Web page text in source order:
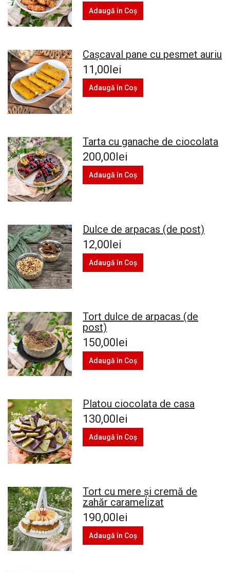
Adaugă în Coş
Cașcaval pane cu pesmet auriu
11,00lei
Adaugă în Coş
Tarta cu ganache de ciocolata
200,00lei
Adaugă în Coş
Dulce de arpacas (de post)
12,00lei
Adaugă în Coş
Tort dulce de arpacas (de
post)
150,00lei
Adaugă în Coş
Platou ciocolata de casa
130,00lei
Adaugă în Coş
Tort cu mere și cremă de
zahăr caramelizat
190,00lei
Adaugă în Coş